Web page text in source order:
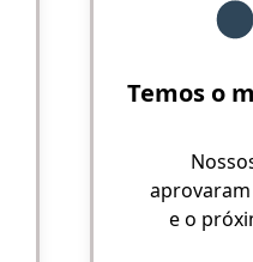
Temos o
e o